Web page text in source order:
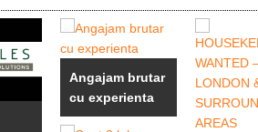
Angajam brutar
cu experienta